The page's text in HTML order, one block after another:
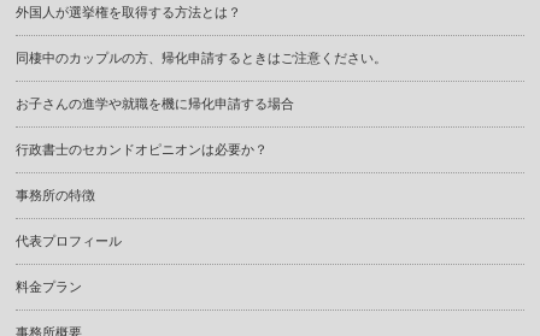
外国人が選挙権を取得する方法とは？
同棲中のカップルの方、帰化申請するときはご注意ください。
お子さんの進学や就職を機に帰化申請する場合
行政書士のセカンドオピニオンは必要か？
事務所の特徴
代表プロフィール
料金プラン
事務所概要